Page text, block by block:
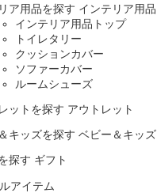
インテリア用品
インテリア用品トップ
トイレタリー
クッションカバー
ソファーカバー
ルームシューズ
アウトレット
ベビー＆キッズ
ギフト